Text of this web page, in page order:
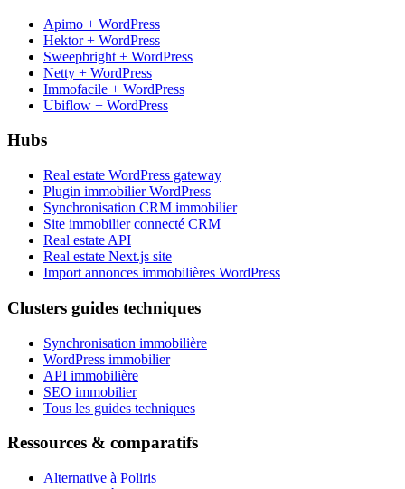
Apimo + WordPress
Hektor + WordPress
Sweepbright + WordPress
Netty + WordPress
Immofacile + WordPress
Ubiflow + WordPress
Hubs
Real estate WordPress gateway
Plugin immobilier WordPress
Synchronisation CRM immobilier
Site immobilier connecté CRM
Real estate API
Real estate Next.js site
Import annonces immobilières WordPress
Clusters guides techniques
Synchronisation immobilière
WordPress immobilier
API immobilière
SEO immobilier
Tous les guides techniques
Ressources & comparatifs
Alternative à Poliris